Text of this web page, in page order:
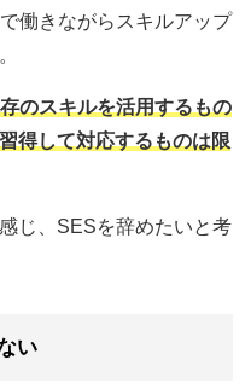
働きながらスキルアップ
のスキルを活用するもの
得して対応するものは限
じ、SESを辞めたいと考
い